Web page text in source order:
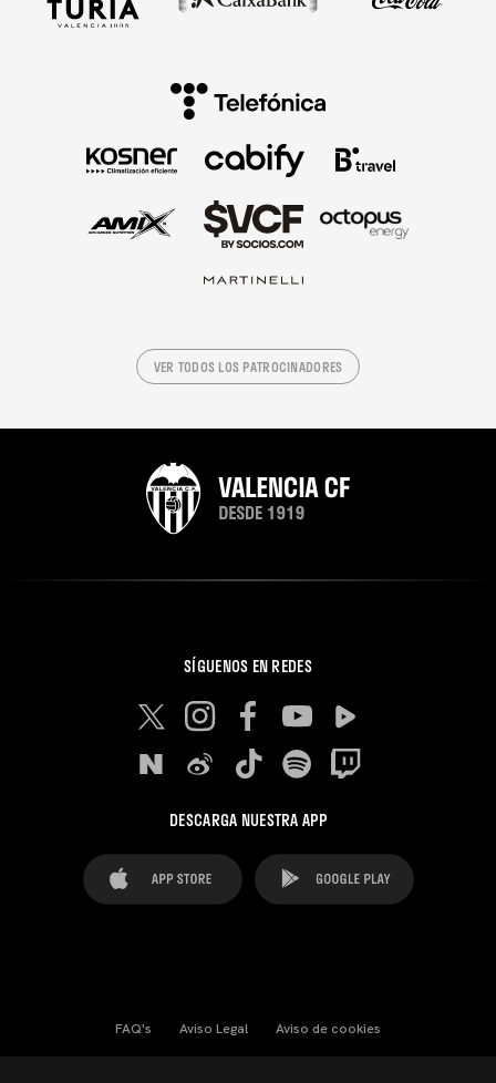
VER TODOS LOS PATROCINADORES
SÍGUENOS EN REDES
DESCARGA NUESTRA APP
FAQ's Aviso Legal Aviso de cookies